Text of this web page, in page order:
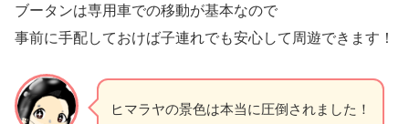
ブータンは専用車での移動が基本なので
事前に手配しておけば子連れでも安心して周遊できます！
ヒマラヤの景色は本当に圧倒されました！